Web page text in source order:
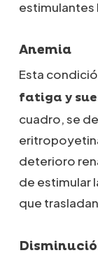
estimulantes
Anemia
Esta
fatiga y
cuadro, se
deterioro
de estimular
que